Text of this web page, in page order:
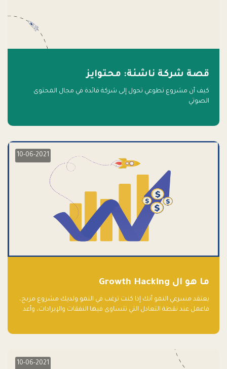
قصة شركة ناشئة: محتوايز
كيف أن مشروع تطوعي تحول إلى شركة قائدة في مجال المحتوى
الصوتي
10-06-2021
ما هو ال Growth Hacking
يعتقد مسرعي النمو أنك إذا كنت ترغب في النمو ولديك مشروع مربح،
فاعمل عند نقطة التعادل التي تتساوى فيها النفقات والإيرادات، وأعد
10-06-2021